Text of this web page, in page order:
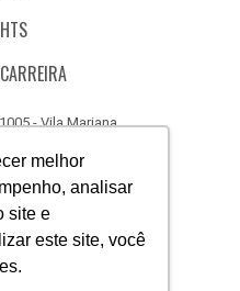
melhor
analisar
site e
este site, você
- Vila Mariana
ÉTICA